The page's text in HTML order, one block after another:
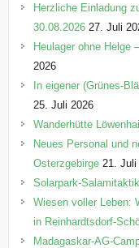
Herzliche Einladung
30.08.2026 27. Juli
Heulager ohne Helge
2026
In eigener (Grünes-
25. Juli 2026
Wanderhütte
Neues Personal und
Osterzgebirge 21. Juli
Solarpark-Salamitaktik
Wiesen voller Leben:
in Reinhardtsdorf-
Madagaskar-AG-